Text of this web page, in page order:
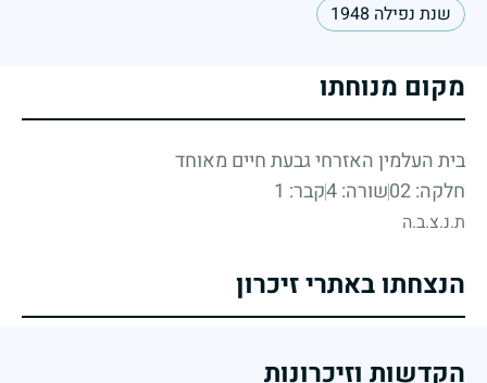
שנת נפילה 1948
מקום מנוחתו
בית העלמין האזרחי גבעת חיים מאוחד
חלקה: 02
שורה: 4 קבר: 1
ת.נ.צ.ב.ה
הנצחתו באתרי זיכרון
הקדשות וזיכרונות